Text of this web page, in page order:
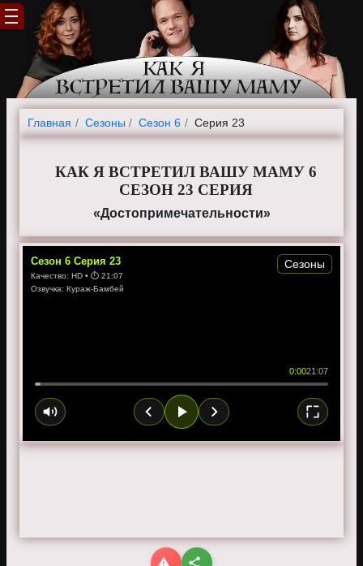
Главная Cезоны Сезон 6 Серия 23
КАК Я ВСТРЕТИЛ ВАШУ МАМУ 6
СЕЗОН 23 СЕРИЯ
«Достопримечательности»
Сезон 6 Серия 23
Качество: HD • ⏱ 21:07
Озвучка: Кураж-Бамбей
0:0021:07
Сезоны